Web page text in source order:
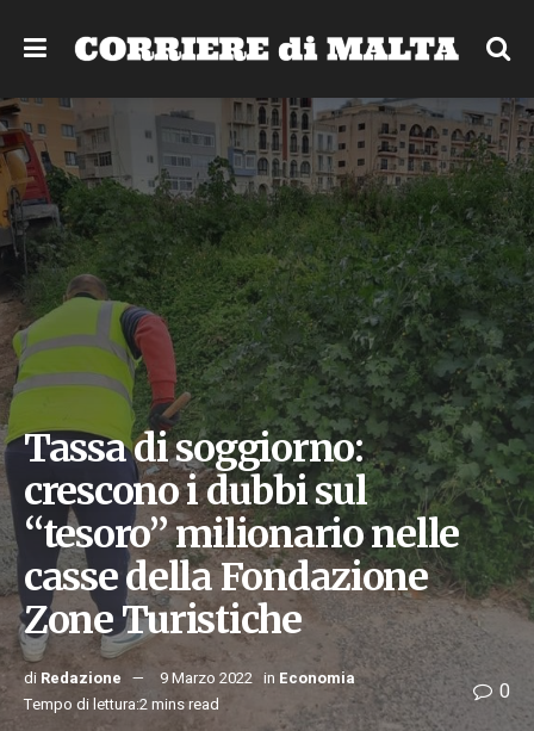
Tassa di soggiorno:
crescono i dubbi sul
“tesoro” milionario nelle
casse della Fondazione
Zone Turistiche
di Redazione 9 Marzo 2022 in Economia
Tempo di lettura:2 mins read
0